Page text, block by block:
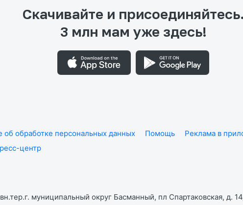
Скачивайте и присоединяйтесь.
3 млн мам уже здесь!
обработке персональных данных Помощь Реклама в
центр
муниципальный округ Басманный, пл Спартаковская, д.